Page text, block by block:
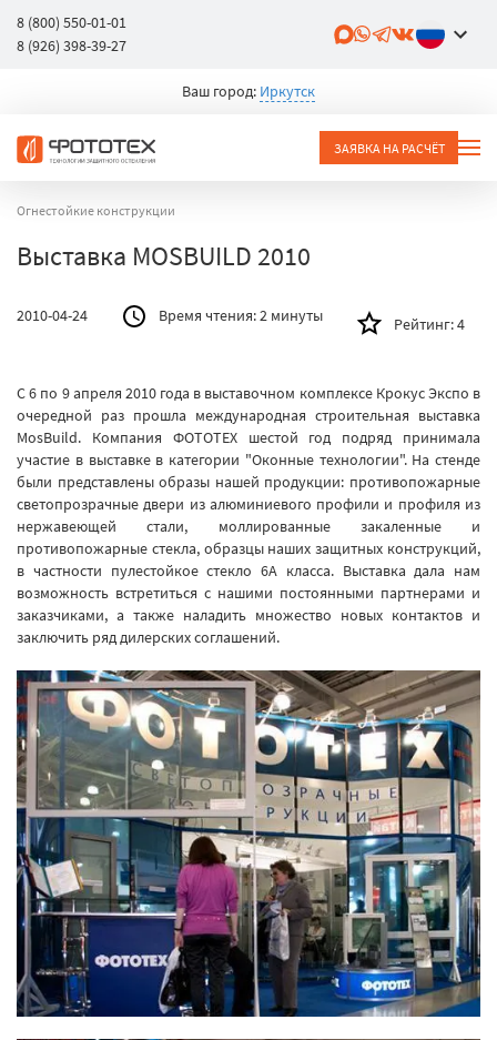
8 (800) 550-01-01
8 (926) 398-39-27
Ваш город: Иркутск
ЗАЯВКА НА РАСЧЁТ
Огнестойкие конструкции
Выставка MOSBUILD 2010
2010-04-24 Время чтения:2 минуты Рейтинг:4
C 6 по 9 апреля 2010 года в выставочном комплексе Крокус Экспо в
очередной раз прошла международная строительная выставка
MosBuild. Компания ФОТОТЕХ шестой год подряд принимала
участие в выставке в категории "Оконные технологии". На стенде
были представлены образы нашей продукции: противопожарные
светопрозрачные двери из алюминиевого профили и профиля из
нержавеющей стали, моллированные закаленные и
противопожарные стекла, образцы наших защитных конструкций,
в частности пулестойкое стекло 6А класса. Выставка дала нам
возможность встретиться с нашими постоянными партнерами и
заказчиками, а также наладить множество новых контактов и
заключить ряд дилерских соглашений.